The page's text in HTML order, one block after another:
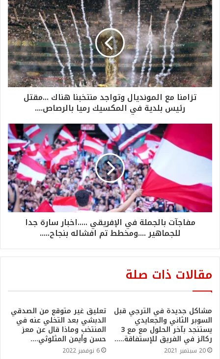
تزامنا مع المونديال وتواجد منتخبنا هناك ...مقتل
رئيس بلدية في المكسيك رميا بالرصاص....
مفاجآت بالجملة في الإفريقي .....اخبار سارة جدا
للجماهير ....ومخطط تم افشاله بنجاح.....
مقالات ذات صلة
مشاكل جديدة في الترجي قبل
السوبر الثاني والجعايدي
يستنجد بآخر الحلول مع مع 3
ركائز في الفريق للإستفاقة…..
20 سبتمبر 2021
تعليق غير متوقع من الصدقي
الدبشي بعد التخلي عنه في
المنتخب وماذا قال عن معز
حسن وأيمن المثلوثي….
6 نوفمبر 2022